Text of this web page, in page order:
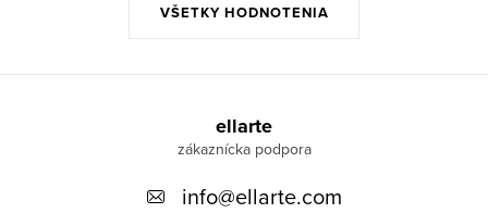
VŠETKY HODNOTENIA
ellarte
info@ellarte.com